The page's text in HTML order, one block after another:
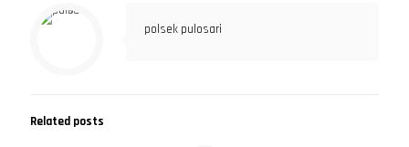
polsek pulosari
Related posts